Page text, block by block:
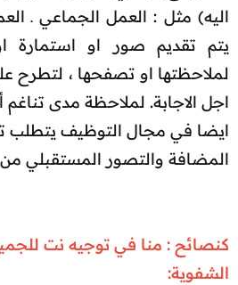
اليه) مثل : العمل الجماعي ـ
يتم تقديم صور او استمارة
لملاحظتها او تصفحها ، لتطرح
اجل الاجابة. لملاحظة مدى
ايضا في مجال التوظيف يتطلب
المضافة والتصور المستقبلي
كنصائح : منا في توجيه نت
الشفوية: